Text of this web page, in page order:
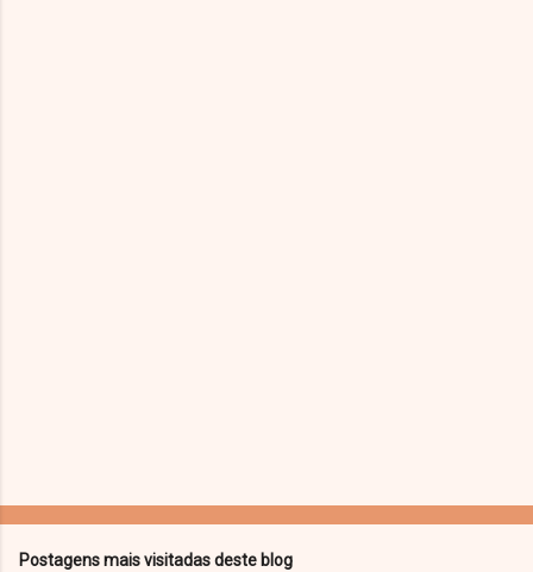
Postagens mais visitadas deste blog